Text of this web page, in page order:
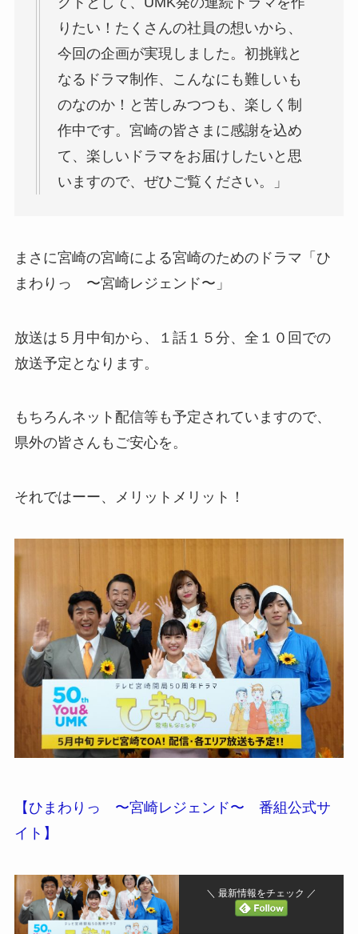
りたい！たくさんの社員の想いから、
今回の企画が実現しました。初挑戦と
なるドラマ制作、こんなにも難しいも
のなのか！と苦しみつつも、楽しく制
作中です。宮崎の皆さまに感謝を込め
て、楽しいドラマをお届けしたいと思
いますので、ぜひご覧ください。」
まさに宮崎の宮崎による宮崎のためのドラマ「ひ
まわりっ 〜宮崎レジェンド〜」
放送は５月中旬から、１話１５分、全１０回での
放送予定となります。
もちろんネット配信等も予定されていますので、
県外の皆さんもご安心を。
それではーー、メリットメリット！
【ひまわりっ 〜宮崎レジェンド〜 番組公式サ
イト】
＼ 最新情報をチェック ／